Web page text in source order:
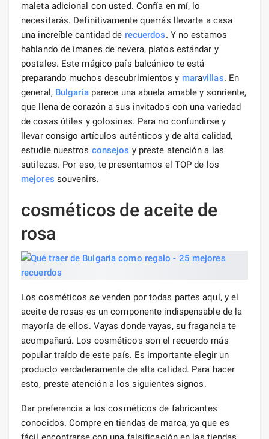
maleta adicional con usted. Confía en mí, lo
necesitarás. Definitivamente querrás llevarte a casa
una increíble cantidad de recuerdos. Y no estamos
hablando de imanes de nevera, platos estándar y
postales. Este mágico país balcánico te está
preparando muchos descubrimientos y maravillas. En
general, Bulgariaparece una abuela amable y sonriente,
que llena de corazón a sus invitados con una variedad
de cosas útiles y golosinas. Para no confundirse y
llevar consigo artículos auténticos y de alta calidad,
estudie nuestros consejos y preste atención a las
sutilezas. Por eso, te presentamos el TOP de los
mejores souvenirs.
cosméticos de aceite de
rosa
Los cosméticos se venden por todas partes aquí, y el
aceite de rosas es un componente indispensable de la
mayoría de ellos. Vayas donde vayas, su fragancia te
acompañará. Los cosméticos son el recuerdo más
popular traído de este país. Es importante elegir un
producto verdaderamente de alta calidad. Para hacer
esto, preste atención a los siguientes signos.
Dar preferencia a los cosméticos de fabricantes
conocidos. Compre en tiendas de marca, ya que es